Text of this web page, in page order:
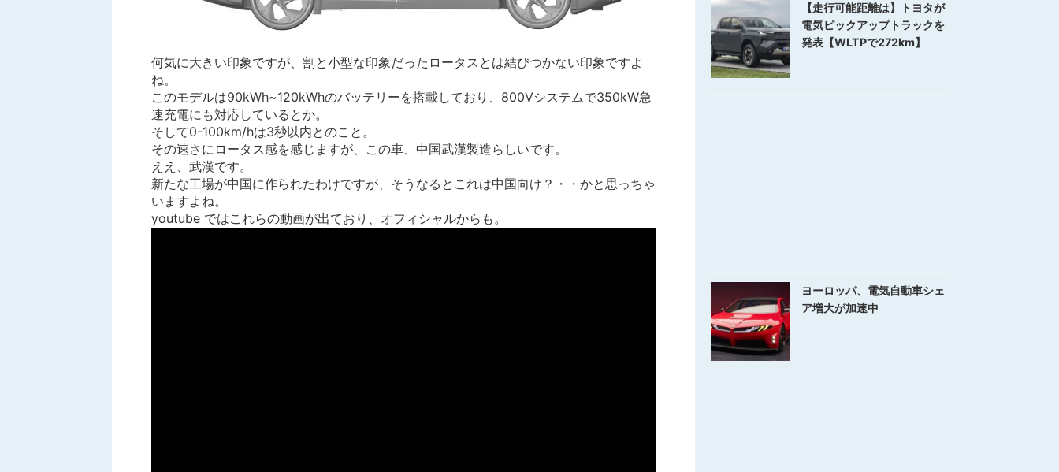
何気に大きい印象ですが、割と小型な印象だったロータスとは結びつかない印象ですよ
ね。
このモデルは90kWh~120kWhのバッテリーを搭載しており、800Vシステムで350kW急
速充電にも対応しているとか。
そして0-100km/hは3秒以内とのこと。
その速さにロータス感を感じますが、この車、中国武漢製造らしいです。
ええ、武漢です。
新たな工場が中国に作られたわけですが、そうなるとこれは中国向け？・・かと思っちゃ
いますよね。
youtube ではこれらの動画が出ており、オフィシャルからも。
【走行可能距離は】トヨタが
電気ピックアップトラックを
発表【WLTPで272km】
ヨーロッパ、電気自動車シェ
ア増大が加速中